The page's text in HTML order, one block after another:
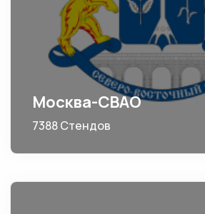
Москва-СВАО
7388 Стендов